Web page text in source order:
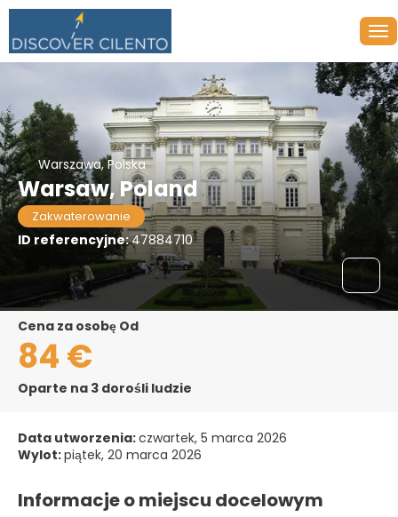
Warszawa, Polska
Warsaw, Poland
Zakwaterowanie
ID referencyjne:47884710
Cena za osobę Od
84 €
Oparte na 3 dorośli ludzie
Data utworzenia:czwartek, 5 marca 2026
Wylot:piątek, 20 marca 2026
Informacje o miejscu docelowym